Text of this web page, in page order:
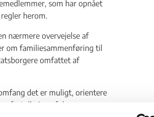
som har opnået
herom.
nærmere overvejelse af
om familiesammenføring til
omfattet af
det er muligt, orientere
fortolkning af dommens